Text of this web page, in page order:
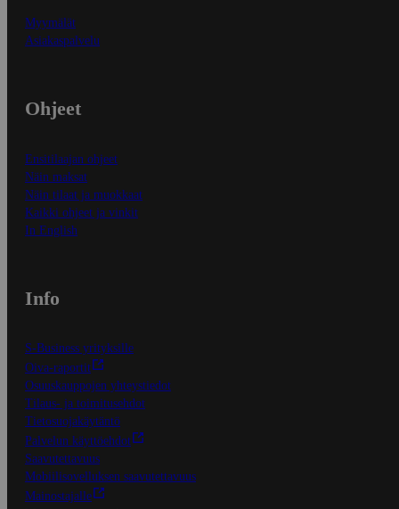
Myymälät
Asiakaspalvelu
Ohjeet
Ensitilaajan ohjeet
Näin maksat
Näin tilaat ja muokkaat
Kaikki ohjeet ja vinkit
In English
Info
S-Business yrityksille
Oiva-raportit
Osuuskauppojen yhteystiedot
Tilaus- ja toimitusehdot
Tietosuojakäytäntö
Palvelun käyttöehdot
Saavutettavuus
Mobiilisovelluksen saavutettavuus
Mainostajalle